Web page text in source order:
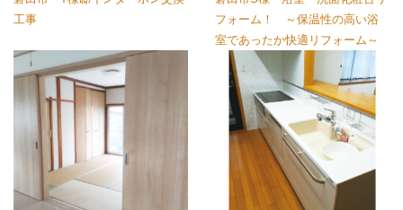
工事
フォーム！ ～保温性の高い浴
室であったか快適リフォーム～